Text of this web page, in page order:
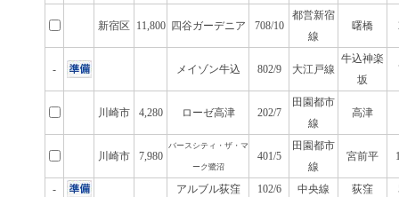
新宿区 11,800 四谷ガーデニア 708/10
都営新宿
線
曙橋
- メイゾン牛込 802/9 大江戸線
牛込神楽
坂
川崎市 4,280 ローゼ高津 202/7
田園都市
線
高津
川崎市 7,980
バースシティ・ザ・マ
ーク鷺沼
401/5
田園都市
線
宮前平
- アルブル荻窪 102/6 中央線 荻窪